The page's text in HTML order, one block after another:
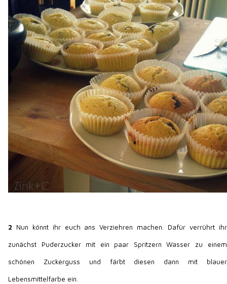
2 Nun könnt ihr euch ans Verziehren machen. Dafür verrührt ihr
zunächst Puderzucker mit ein paar Spritzern Wasser zu einem
schönen Zuckerguss und färbt diesen dann mit blauer
Lebensmittelfarbe ein.